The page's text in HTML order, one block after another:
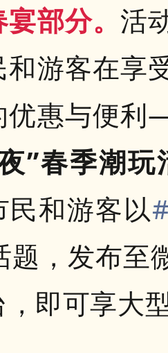
部分。 活
和游客在享
优惠与便
”春季潮
民和游客以
题，发布至
即可享大